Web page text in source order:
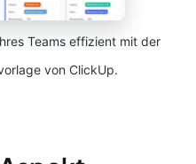
Teams effizient mit der
von ClickUp.